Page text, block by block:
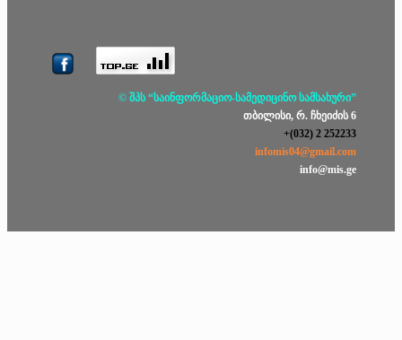
© შპს “საინფორმაციო-სამედიცინო სამსახური”
თბილისი, რ. ჩხეიძის 6
+(032) 2 252233
infomis04@gmail.com
info@mis.ge